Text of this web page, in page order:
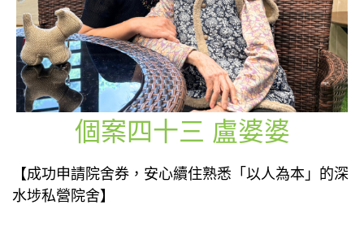
個案四十三 盧婆婆
【成功申請院舍券，安心續住熟悉「以人為本」的深
水埗私營院舍】